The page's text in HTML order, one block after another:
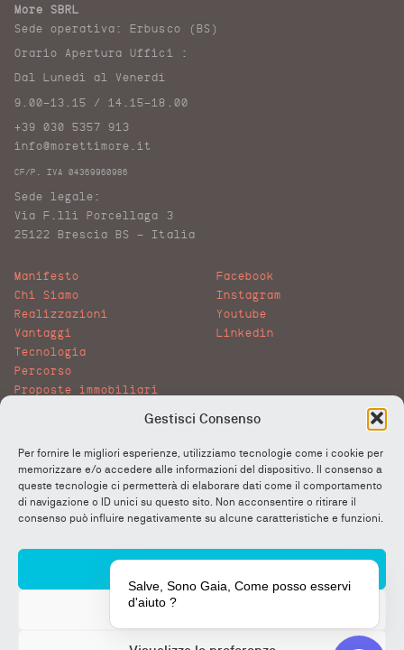
Gestisci Consenso
Per fornire le migliori esperienze, utilizziamo tecnologie come i cookie per
memorizzare e/o accedere alle informazioni del dispositivo. Il consenso a
queste tecnologie ci permetterà di elaborare dati come il comportamento
di navigazione o ID unici su questo sito. Non acconsentire o ritirare il
consenso può influire negativamente su alcune caratteristiche e funzioni.
More SBRL
Sede operativa: Erbusco (BS)
Orario Apertura Uffici :
Dal Lunedi al Venerdì
9.00-13.15 / 14.15-18.00
+39 030 5357 913
info@morettimore.it
CF/P. IVA 04369960986
Sede legale:
Via F.lli Porcellaga 3
25122 Brescia BS – Italia
Manifesto
Chi Siamo
Realizzazioni
Vantaggi
Tecnologia
Percorso
Proposte immobiliari
Lavora con noi
FAQ
More&More
Facebook
Instagram
Youtube
Linkedin
Privacy Policy
Cookie Policy
Certificazioni
Salve, Sono Gaia, Come posso esservi
d'aiuto ?